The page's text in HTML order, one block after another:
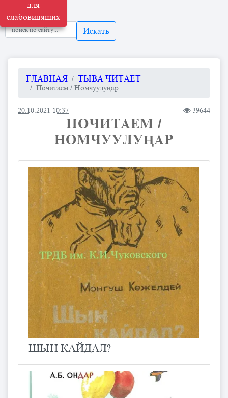
для
слабовидящих
Искать
ГЛАВНАЯ ТЫВА ЧИТАЕТ
Почитаем / Номчуулуңар
20.10.2021 10:37 39644
ПОЧИТАЕМ /
НОМЧУУЛУҢАР
ШЫН КАЙДАЛ?